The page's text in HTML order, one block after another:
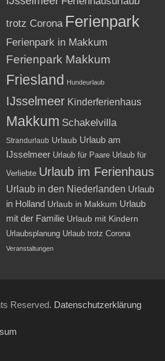
trotz Corona Ferienpark
Ferienpark in Makkum
Ferienpark Makkum
Friesland Hundeurlaub
IJsselmeer Kinderferienhaus
Makkum Schakelvilla
Strandurlaub Urlaub Urlaub am
IJsselmeer Urlaub für Paare Urlaub für
Verliebte Urlaub im Ferienhaus
Urlaub in den Niederlanden Urlaub
in Holland Urlaub in Makkum Urlaub
mit der Familie Urlaub mit Kindern
Urlaubsplanung Urlaub trotz Corona
Veranstaltungen
Reserved. Datenschutzerklärung